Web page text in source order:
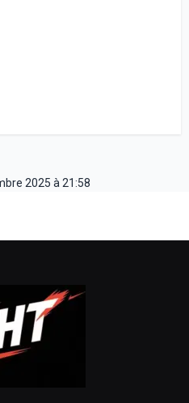
2025 à 21:58